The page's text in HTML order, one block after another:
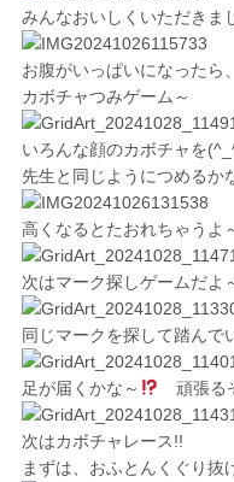
みんなおいしくいただきま
お腹がいっぱいになったら
カボチャつみゲーム～
いろんな顔のカボチャを
先生と同じようにつめるか
高くなるとたおれちゃうよ
次はマーク探しゲームだよ
同じマークを探して踏んで
足が届くかな～ 頑張る
次はカボチャレース!!
まずは、おふとんくぐり抜